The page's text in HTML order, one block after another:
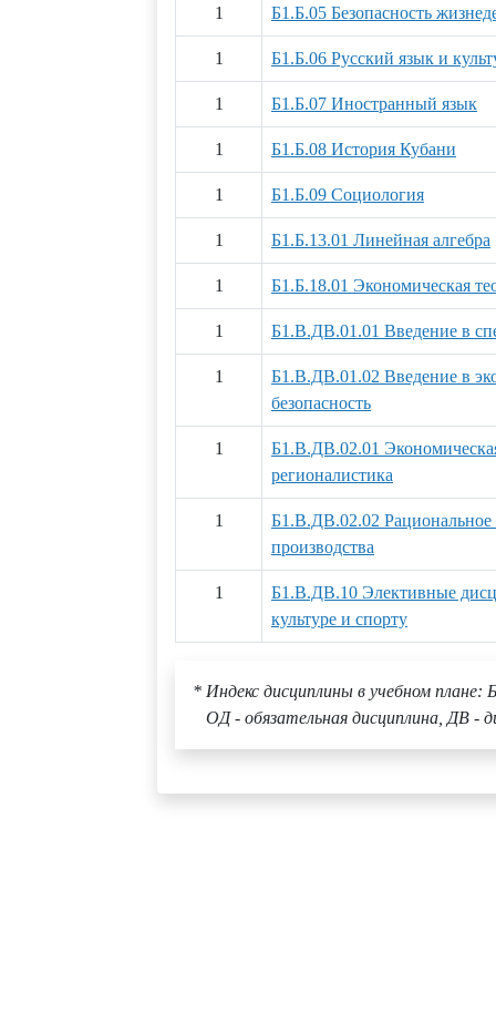
1 Б1.Б.05 Безопасность
1 Б1.Б.06 Русский язык и
1 Б1.Б.07 Иностранный язык
1 Б1.Б.08 История Кубани
1 Б1.Б.09 Социология
1 Б1.Б.13.01 Линейная алгебра
1 Б1.Б.18.01 Экономическая
1 Б1.В.ДВ.01.01 Введение в
1
Б1.В.ДВ.01.02 Введение в
безопасность
1
Б1.В.ДВ.02.01
регионалистика
1
Б1.В.ДВ.02.02 Рациональное
производства
1
Б1.В.ДВ.10 Элективные
культуре и спорту
* Индекс дисциплины в учебном плане:
ОД - обязательная дисциплина, ДВ -